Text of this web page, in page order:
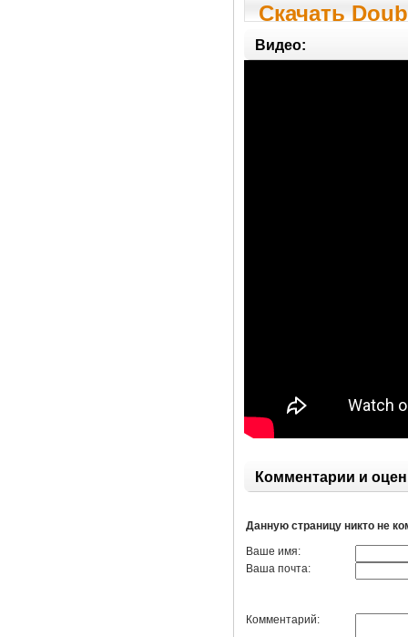
Скачать
Видео:
Комментарии и
Данную страницу никто не
Ваше имя:
Ваша почта:
Комментарий: